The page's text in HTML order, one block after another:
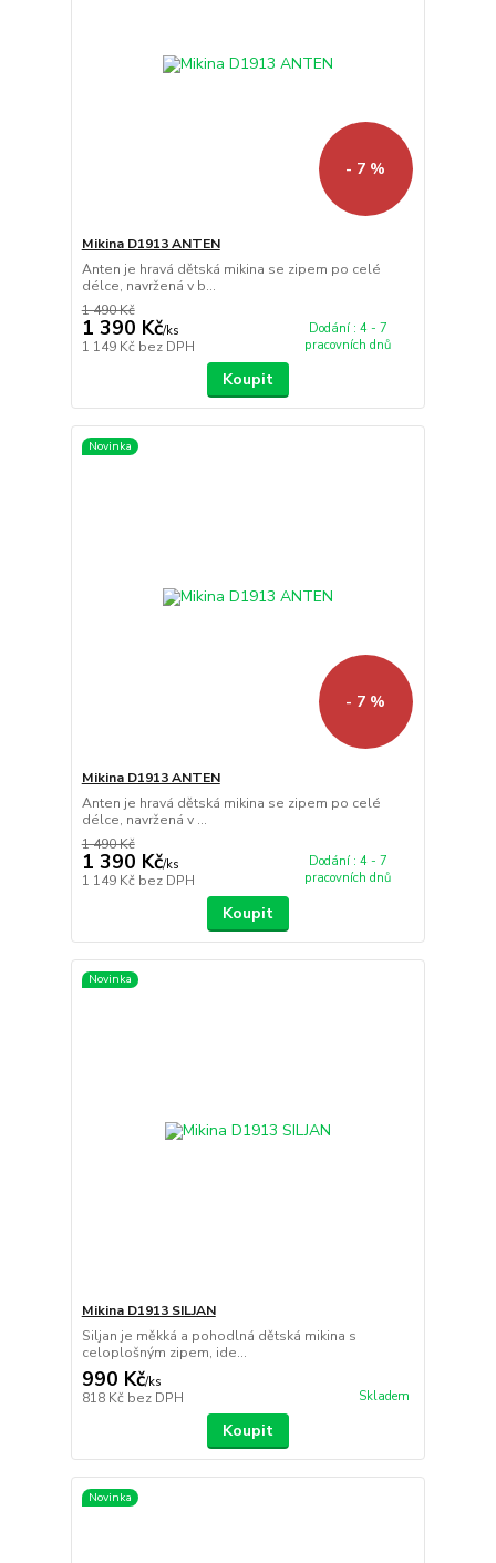
- 7 %
Mikina D1913 ANTEN
Anten je hravá dětská mikina se zipem po celé
délce, navržená v b...
1 490 Kč
1 390 Kč/ks
1 149 Kč bez DPH
Dodání : 4 - 7
pracovních dnů
Koupit
Novinka
- 7 %
Mikina D1913 ANTEN
Anten je hravá dětská mikina se zipem po celé
délce, navržená v ...
1 490 Kč
1 390 Kč/ks
1 149 Kč bez DPH
Dodání : 4 - 7
pracovních dnů
Koupit
Novinka
Mikina D1913 SILJAN
Siljan je měkká a pohodlná dětská mikina s
celoplošným zipem, ide...
990 Kč/ks
818 Kč bez DPH Skladem
Koupit
Novinka